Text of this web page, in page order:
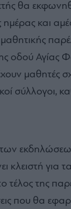
θα
ημέρας και
οδού Αγίας
μαθητές
σύλλογοι,
κλειστή για
τέλος της
που θα